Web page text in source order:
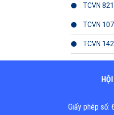
TCVN
TCVN
TCVN
Giấy phép số: